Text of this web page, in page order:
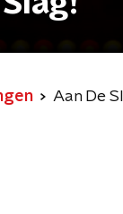
Aan De